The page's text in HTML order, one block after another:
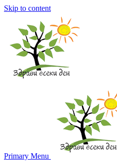
Skip to content
Primary Menu